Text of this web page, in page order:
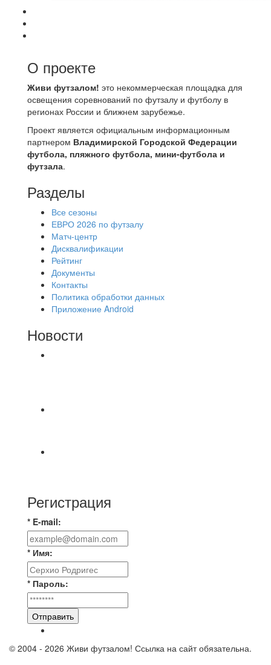
О проекте
Живи футзалом! это некоммерческая площадка для
освещения соревнований по футзалу и футболу в
регионах России и ближнем зарубежье.
Проект является официальным информационным
партнером Владимирской Городской Федерации
футбола, пляжного футбола, мини-футбола и
футзала.
Разделы
Все сезоны
ЕВРО 2026 по футзалу
Матч-центр
Дисквалификации
Рейтинг
Документы
Контакты
Политика обработки данных
Приложение Android
Новости
Регистрация
* E-mail:
* Имя:
* Пароль:
Отправить
© 2004 - 2026 Живи футзалом! Ссылка на сайт обязательна.